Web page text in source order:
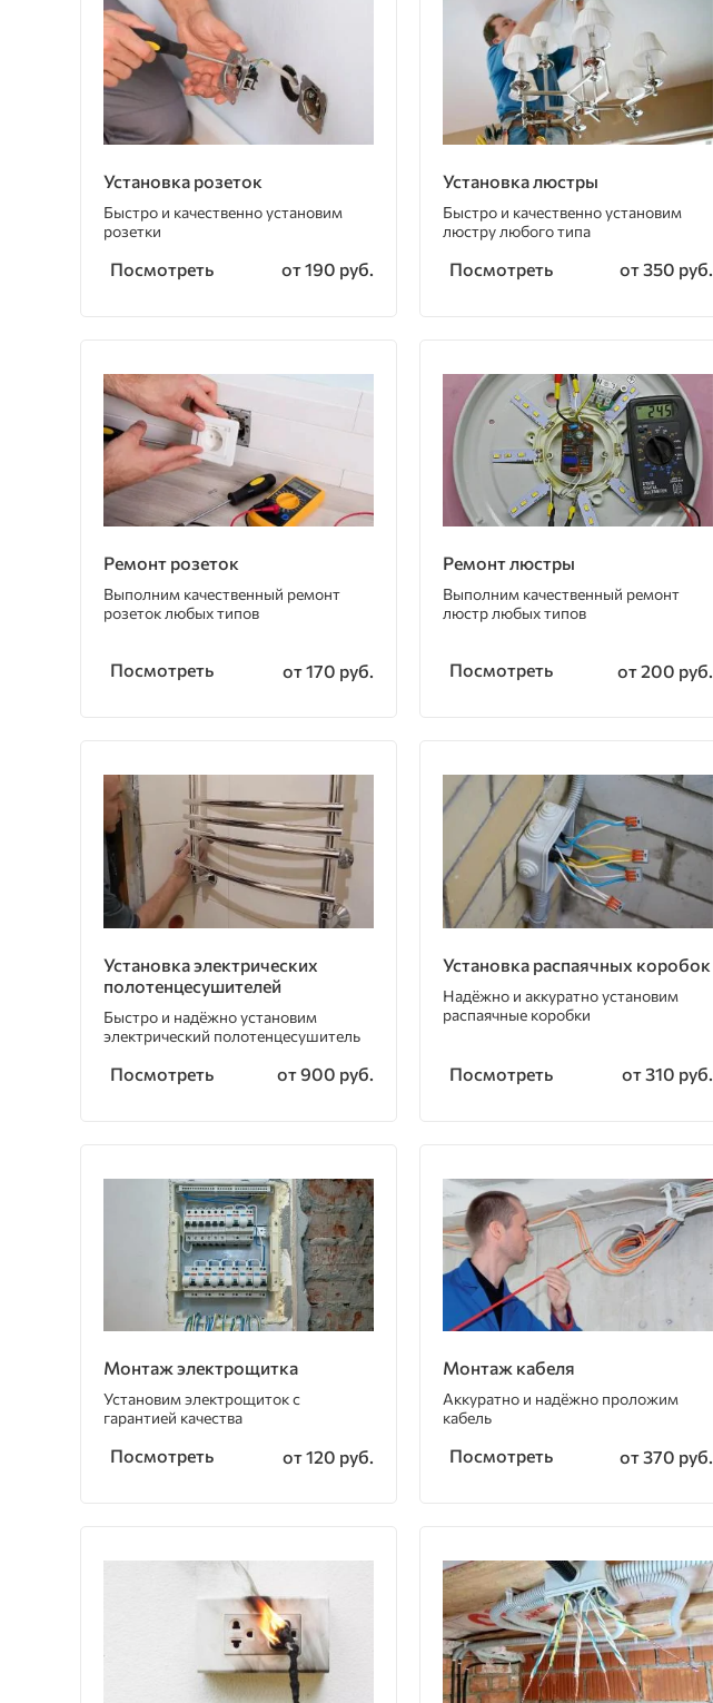
Установка розеток
Быстро и качественно установим
розетки
Посмотреть от 190 руб.
Установка люстры
Быстро и качественно установим
люстру любого типа
Посмотреть от 350 руб.
Ремонт розеток
Выполним качественный ремонт
розеток любых типов
Посмотреть от 170 руб.
Ремонт люстры
Выполним качественный ремонт
люстр любых типов
Посмотреть от 200 руб.
Установка электрических
полотенцесушителей
Быстро и надёжно установим
электрический полотенцесушитель
Посмотреть от 900 руб.
Установка распаячных коробок
Надёжно и аккуратно установим
распаячные коробки
Посмотреть от 310 руб.
Монтаж электрощитка
Установим электрощиток с
гарантией качества
Посмотреть от 120 руб.
Монтаж кабеля
Аккуратно и надёжно проложим
кабель
Посмотреть от 370 руб.